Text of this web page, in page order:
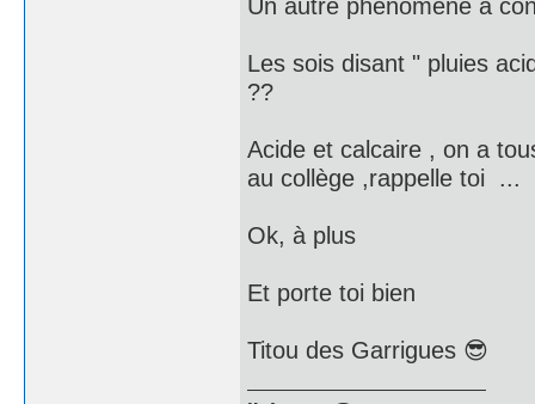
Les sois disant " pluies
??
Acide et calcaire , on a
au collège ,rappelle toi ...
Ok, à plus
Et porte toi bien
Titou des Garrigues 😎